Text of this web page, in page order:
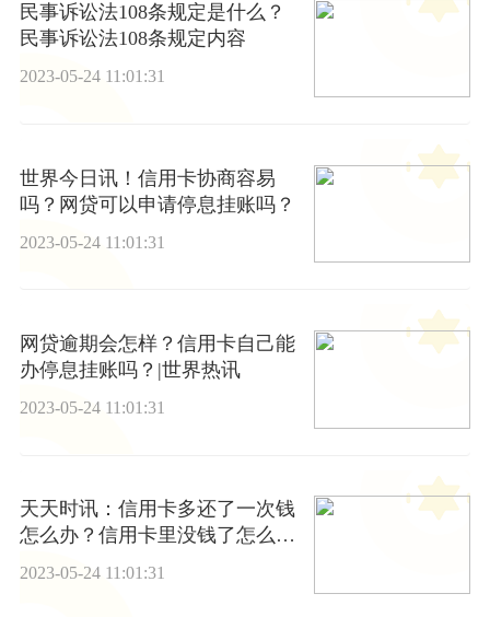
民事诉讼法108条规定是什么？
民事诉讼法108条规定内容
2023-05-24 11:01:31
世界今日讯！信用卡协商容易
吗？网贷可以申请停息挂账吗？
2023-05-24 11:01:31
网贷逾期会怎样？信用卡自己能
办停息挂账吗？|世界热讯
2023-05-24 11:01:31
天天时讯：信用卡多还了一次钱
怎么办？信用卡里没钱了怎么透
支呢？
2023-05-24 11:01:31